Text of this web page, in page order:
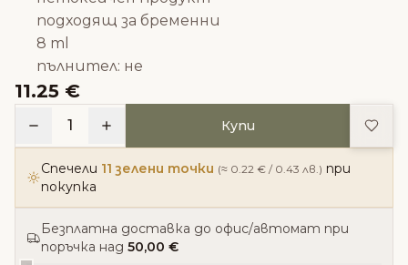
подходящ за бременни
8 ml
пълнител: не
11.25 €
1 Купи
Спечели 11 зелени точки (≈ 0.22 € / 0.43 лв.) при
покупка
Безплатна доставка до офис/автомат при
поръчка над 50,00 €